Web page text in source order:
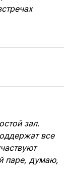
команде
голами
много голов.